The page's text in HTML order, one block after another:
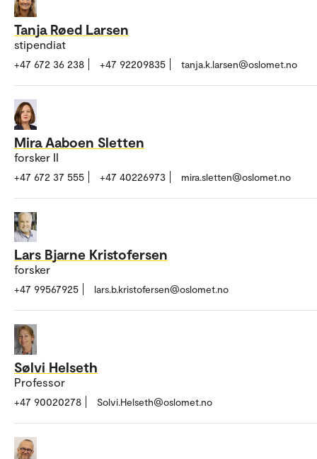
Tanja Røed Larsen
stipendiat
+47 672 36 238 +47 92209835 tanja.k.larsen@oslomet.no
Mira Aaboen Sletten
forsker II
+47 672 37 555 +47 40226973 mira.sletten@oslomet.no
Lars Bjarne Kristofersen
forsker
+47 99567925 lars.b.kristofersen@oslomet.no
Sølvi Helseth
Professor
+47 90020278 Solvi.Helseth@oslomet.no